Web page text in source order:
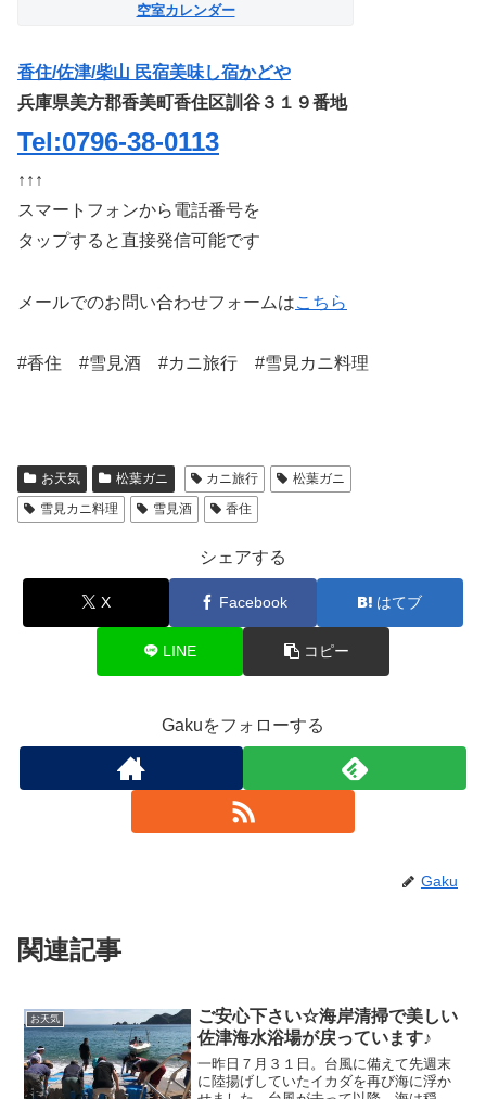
空室カレンダー
香住/佐津/柴山 民宿美味し宿かどや
兵庫県美方郡香美町香住区訓谷３１９番地
Tel:0796-38-0113
↑↑↑
スマートフォンから電話番号を
タップすると直接発信可能です
メールでのお問い合わせフォームはこちら
#香住 #雪見酒 #カニ旅行 #雪見カニ料理
お天気 松葉ガニ カニ旅行
松葉ガニ
雪見カニ料理
雪見酒 香住
シェアする
X Facebook はてブ
LINE コピー
Gakuをフォローする
Gaku
関連記事
お天気
ご安心下さい☆海岸清掃で美しい
佐津海水浴場が戻っています♪
一昨日７月３１日。台風に備えて先週末
に陸揚げしていたイカダを再び海に浮か